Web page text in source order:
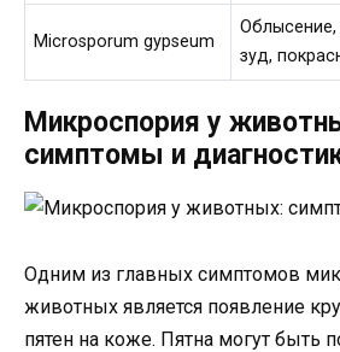
Microsporum gypseum
зуд,
Микроспория у
симптомы и
Одним из главных симптомов
животных является появление
пятен на коже. Пятна могут быть